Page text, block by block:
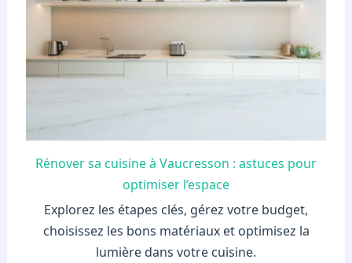
Rénover sa cuisine à Vaucresson : astuces pour
optimiser l’espace
Explorez les étapes clés, gérez votre budget,
choisissez les bons matériaux et optimisez la
lumière dans votre cuisine.